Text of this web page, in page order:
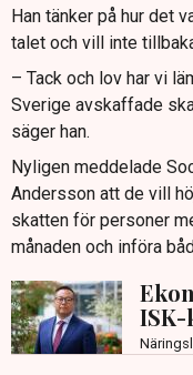
skattesystem och
företagsklimat och
Han tänker på hur det
talet och vill inte
– Tack och lov har vi
Sverige avskaffade
säger han.
Nyligen meddelade
Andersson att de vill
skatten för personer
månaden och införa